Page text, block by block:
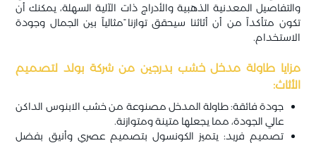
والتفاصيل المعدنية الذهبية والأدراج ذات الآلية السهلة، يمكنك أن
تكون متأكداً من أن أثاثنا سيحقق توازنا ًمثالياً بين الجمال وجودة
الاستخدام.
مزايا طاولة مدخل خشب بدرجين من شركة بولد لتصميم
الأثاث:
جودة فائقة: طاولة المدخل مصنوعة من خشب الابنوس الداكن
عالي الجودة، مما يجعلها متينة ومتوازنة.
تصميم فريد: يتميز الكونسول بتصميم عصري وأنيق بفضل